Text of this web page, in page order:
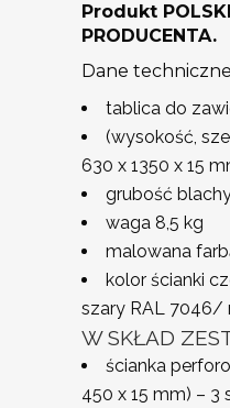
Produkt
PRODUCENTA.
Dane
tablica do
(wysokość,
630 x 1350 x 15
grubość
waga 8,5 kg
malowana
kolor ścianki
szary RAL 7046/
W SKŁAD
ścianka
450 x 15 mm) – 3